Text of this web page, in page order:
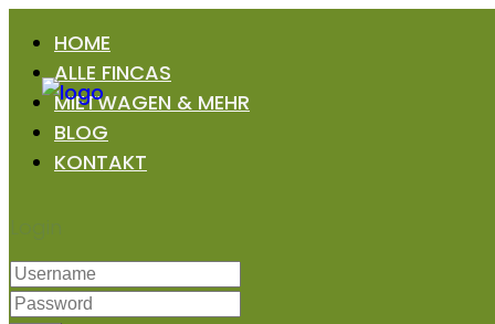
HOME
ALLE FINCAS
MIETWAGEN & MEHR
BLOG
KONTAKT
Login